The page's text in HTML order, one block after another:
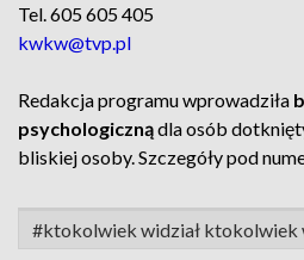
Tel. 605 605 405
kwkw@tvp.pl
Redakcja programu wprowadziła
psychologicznądla osób
bliskiej osoby. Szczegóły pod
#ktokolwiek widział ktokolwiek